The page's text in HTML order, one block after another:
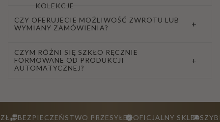
KOLEKCJE
CZY OFERUJECIE MOŻLIWOŚĆ ZWROTU LUB
WYMIANY ZAMÓWIENIA?
+
CZYM RÓŻNI SIĘ SZKŁO RĘCZNIE
FORMOWANE OD PRODUKCJI
AUTOMATYCZNEJ?
+
BEZPIECZEŃSTWO PRZESYŁEKOFICJALNY SKLEP